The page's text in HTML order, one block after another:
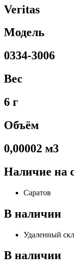
Veritas
Модель
0334-3006
Вес
6 г
Объём
0,00002 м3
Наличие на
Саратов
В наличии
Удаленный
В наличии